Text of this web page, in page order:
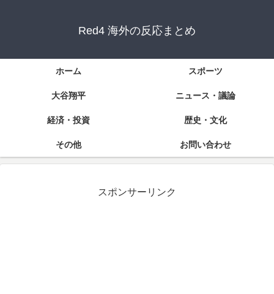
Red4 海外の反応まとめ
ホーム スポーツ
大谷翔平 ニュース・議論
経済・投資 歴史・文化
その他 お問い合わせ
スポンサーリンク